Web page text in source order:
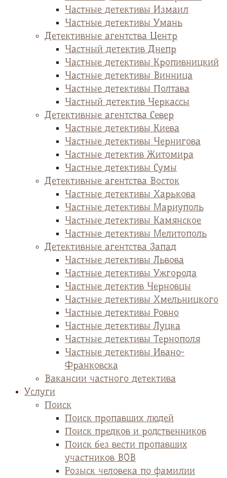
Частные детективы Измаил
Частные детективы Умань
Детективные агентства Центр
Частный детектив Днепр
Частные детективы Кропивницкий
Частные детективы Винница
Частные детективы Полтава
Частный детектив Черкассы
Детективные агентства Север
Частные детективы Киева
Частные детективы Чернигова
Частные детектив Житомира
Частные детективы Сумы
Детективные агентства Восток
Частные детективы Харькова
Частные детективы Мариуполь
Частные детективы Камянское
Частные детективы Мелитополь
Детективные агентства Запад
Частные детективы Львова
Частные детективы Ужгорода
Частные детектив Черновцы
Частные детективы Хмельницкого
Частные детективы Ровно
Частные детективы Луцка
Частные детективы Тернополя
Частные детективы Ивано-
Франковска
Вакансии частного детектива
Услуги
Поиск
Поиск пропавших людей
Поиск предков и родственников
Поиск без вести пропавших
участников ВОВ
Розыск человека по фамилии